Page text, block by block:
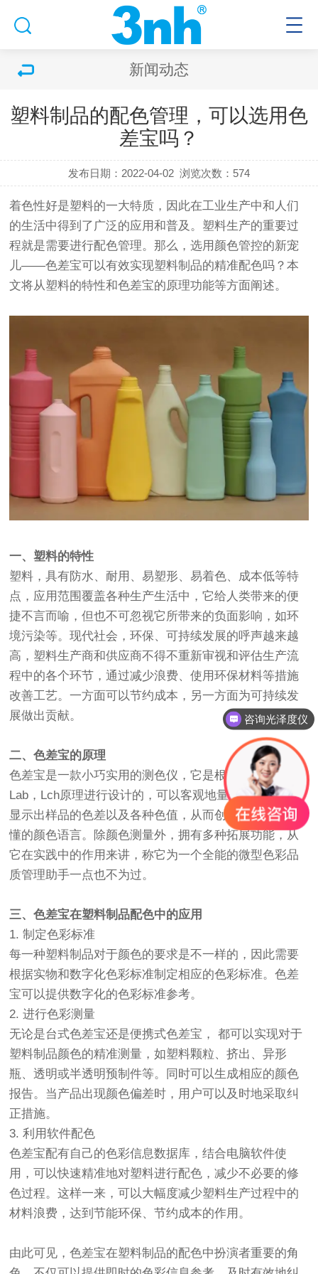
新闻动态
塑料制品的配色管理，可以选用色
差宝吗？
发布日期：2022-04-02 浏览次数：574
着色性好是塑料的一大特质，因此在工业生产中和人们
的生活中得到了广泛的应用和普及。塑料生产的重要过
程就是需要进行配色管理。那么，选用颜色管控的新宠
儿——色差宝可以有效实现塑料制品的精准配色吗？本
文将从塑料的特性和色差宝的原理功能等方面阐述。
一、塑料的特性
塑料，具有防水、耐用、易塑形、易着色、成本低等特
点，应用范围覆盖各种生产生活中，它给人类带来的便
捷不言而喻，但也不可忽视它所带来的负面影响，如环
境污染等。现代社会，环保、可持续发展的呼声越来越
高，塑料生产商和供应商不得不重新审视和评估生产流
程中的各个环节，通过减少浪费、使用环保材料等措施
改善工艺。一方面可以节约成本，另一方面为可持续发
展做出贡献。
二、色差宝的原理
色差宝是一款小巧实用的测色仪，它是根据CIE色空间的
Lab，Lch原理进行设计的，可以客观地量化颜色数据，
显示出样品的色差以及各种色值，从而创建一种通俗易
懂的颜色语言。除颜色测量外，拥有多种拓展功能，从
它在实践中的作用来讲，称它为一个全能的微型色彩品
质管理助手一点也不为过。
三、色差宝在塑料制品配色中的应用
1. 制定色彩标准
每一种塑料制品对于颜色的要求是不一样的，因此需要
根据实物和数字化色彩标准制定相应的色彩标准。色差
宝可以提供数字化的色彩标准参考。
2. 进行色彩测量
无论是台式色差宝还是便携式色差宝， 都可以实现对于
塑料制品颜色的精准测量，如塑料颗粒、挤出、异形
瓶、透明或半透明预制件等。同时可以生成相应的颜色
报告。当产品出现颜色偏差时，用户可以及时地采取纠
正措施。
3. 利用软件配色
色差宝配有自己的色彩信息数据库，结合电脑软件使
用，可以快速精准地对塑料进行配色，减少不必要的修
色过程。这样一来，可以大幅度减少塑料生产过程中的
材料浪费，达到节能环保、节约成本的作用。
由此可见，色差宝在塑料制品的配色中扮演者重要的角
咨询光泽度仪